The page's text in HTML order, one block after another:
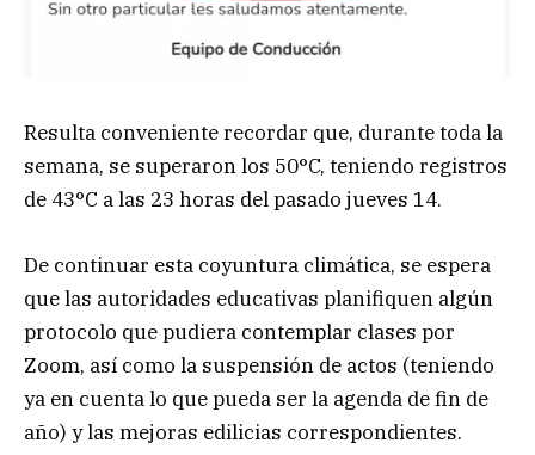
Resulta conveniente recordar que, durante toda la
semana, se superaron los 50°C, teniendo registros
de 43°C a las 23 horas del pasado jueves 14.
De continuar esta coyuntura climática, se espera
que las autoridades educativas planifiquen algún
protocolo que pudiera contemplar clases por
Zoom, así como la suspensión de actos (teniendo
ya en cuenta lo que pueda ser la agenda de fin de
año) y las mejoras edilicias correspondientes.